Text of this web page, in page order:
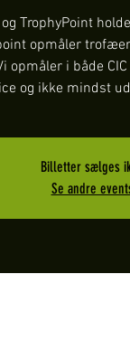
TrophyPoint
opmåler
opmåler i både
og ikke mindst
Billetter sælges
Se andre